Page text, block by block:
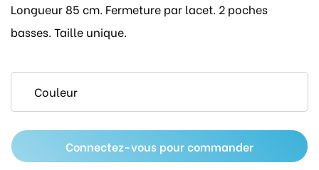
Longueur 85 cm. Fermeture par lacet. 2 poches
basses. Taille unique.
Connectez-vous pour commander